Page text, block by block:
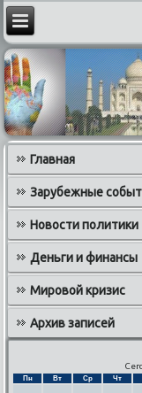
Главная
Зарубежные
Новости политики
Деньги и финансы
Мировой кризис
Архив записей
Пн Вт Ср Чт